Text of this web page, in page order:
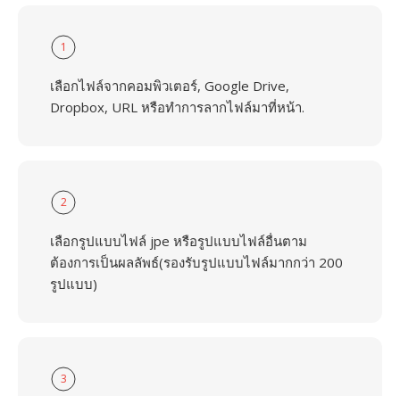
1
เลือกไฟล์จากคอมพิวเตอร์, Google Drive,
Dropbox, URL หรือทำการลากไฟล์มาที่หน้า.
2
เลือกรูปแบบไฟล์ jpe หรือรูปแบบไฟล์อื่นตาม
ต้องการเป็นผลลัพธ์(รองรับรูปแบบไฟล์มากกว่า 200
รูปแบบ)
3